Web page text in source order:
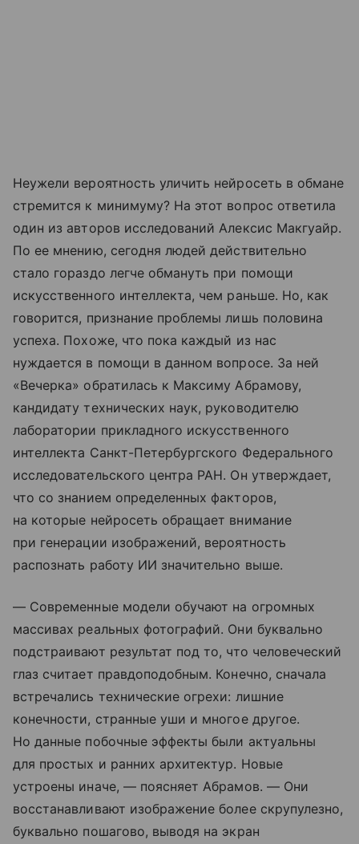
Неужели вероятность уличить нейросеть в обмане
стремится к минимуму? На этот вопрос ответила
один из авторов исследований Алексис Макгуайр.
По ее мнению, сегодня людей действительно
стало гораздо легче обмануть при помощи
искусственного интеллекта, чем раньше. Но, как
говорится, признание проблемы лишь половина
успеха. Похоже, что пока каждый из нас
нуждается в помощи в данном вопросе. За ней
«Вечерка» обратилась к Максиму Абрамову,
кандидату технических наук, руководителю
лаборатории прикладного искусственного
интеллекта Санкт-Петербургского Федерального
исследовательского центра РАН. Он утверждает,
что со знанием определенных факторов,
на которые нейросеть обращает внимание
при генерации изображений, вероятность
распознать работу ИИ значительно выше.
— Современные модели обучают на огромных
массивах реальных фотографий. Они буквально
подстраивают результат под то, что человеческий
глаз считает правдоподобным. Конечно, сначала
встречались технические огрехи: лишние
конечности, странные уши и многое другое.
Но данные побочные эффекты были актуальны
для простых и ранних архитектур. Новые
устроены иначе, — поясняет Абрамов. — Они
восстанавливают изображение более скрупулезно,
буквально пошагово, выводя на экран